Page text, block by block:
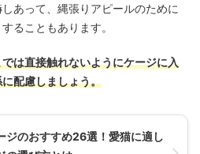
あって、縄張りアピールのために
ることもあります。
は直接触れないようにケージに入
配慮しましょう。
ジのおすすめ26選！愛猫に適し